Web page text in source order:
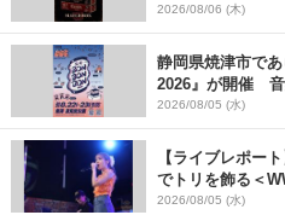
アーティストを一
2026/08/06 (木)
静岡県焼津市で
2026』が開催 音
メ×ランタンナイ
2026/08/05 (水)
【ライブレポー
でトリを飾る＜
2026/08/05 (水)